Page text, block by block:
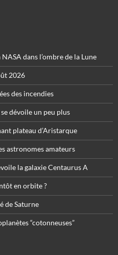
dans l’ombre de la Lune
2026
des incendies
dévoile un peu plus
plateau d’Aristarque
astronomes amateurs
la galaxie Centaurus A
en orbite ?
de Saturne
“cotonneuses”